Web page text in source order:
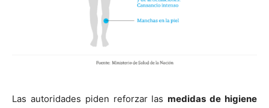
Las autoridades piden reforzar lasmedidas de higiene